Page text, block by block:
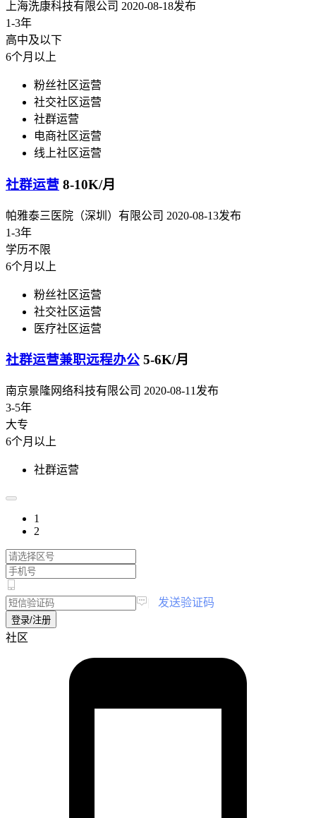
上海洗康科技有限公司 2020-08-18发布
1-3年
高中及以下
6个月以上
粉丝社区运营
社交社区运营
社群运营
电商社区运营
线上社区运营
社群运营 8-10K/月
帕雅泰三医院（深圳）有限公司 2020-08-13发布
1-3年
学历不限
6个月以上
粉丝社区运营
社交社区运营
医疗社区运营
社群运营兼职远程办公 5-6K/月
南京景隆网络科技有限公司 2020-08-11发布
3-5年
大专
6个月以上
社群运营
1
2
发送验证码
登录/注册
社区